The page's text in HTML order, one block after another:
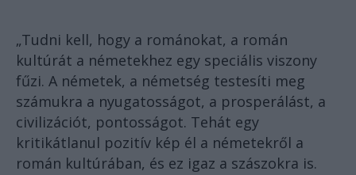
„Tudni kell, hogy a románokat, a román
kultúrát a németekhez egy speciális viszony
fűzi. A németek, a németség testesíti meg
számukra a nyugatosságot, a prosperálást, a
civilizációt, pontosságot. Tehát egy
kritikátlanul pozitív kép él a németekről a
román kultúrában, és ez igaz a szászokra is.